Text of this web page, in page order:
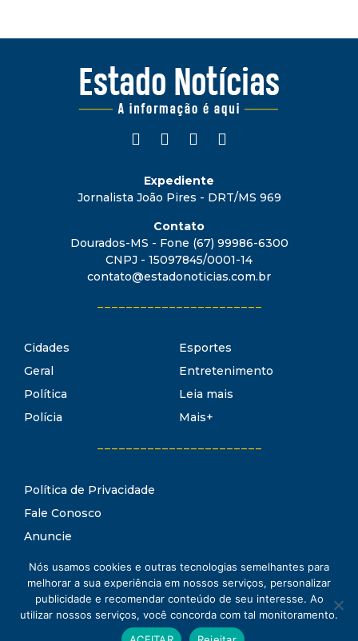
Expediente
Jornalista João Pires - DRT/MS 969
Contato
Dourados-MS - Fone (67) 99986-6300
CNPJ - 15097845/0001-14
contato@estadonoticias.com.br
Cidades
Geral
Política
Polícia
Esportes
Entretenimento
Leia mais
Mais+
Política de Privacidade
Fale Conosco
Anuncie
Termos de Uso
Conheça oEstado Notícias
www.estadonoticias.com.br © 2021 Estado Notícias - Todos os
Nós usamos cookies e outras tecnologias semelhantes para
melhorar a sua experiência em nossos serviços, personalizar
publicidade e recomendar conteúdo de seu interesse. Ao
utilizar nossos serviços, você concorda com tal monitoramento.